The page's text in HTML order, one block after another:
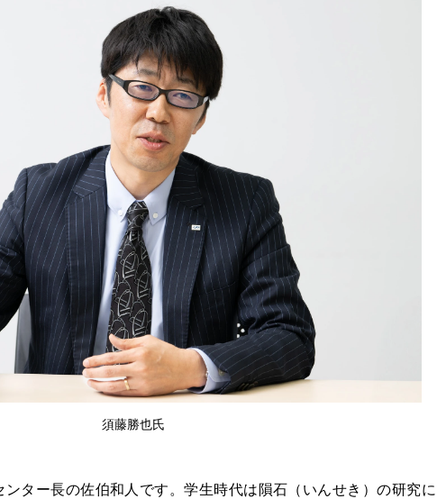
須藤勝也氏
ター長の佐伯和人です。学生時代は隕石（いんせき）の研究に